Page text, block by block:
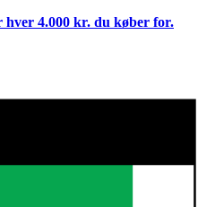
4.000 kr. du køber for.